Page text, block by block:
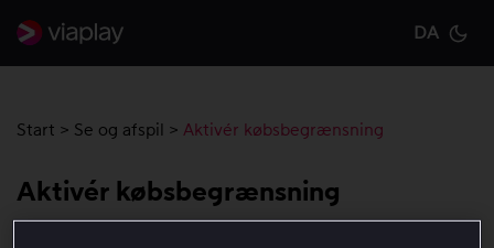
DA
Start > Se og afspil > Aktivér købsbegrænsning
Aktivér købsbegrænsning